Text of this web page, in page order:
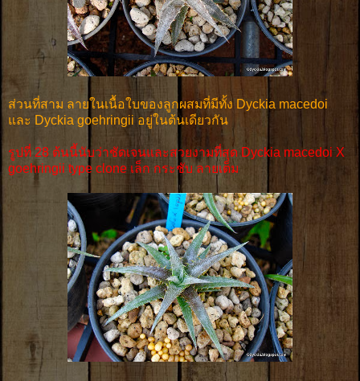
ส่วนที่สาม ลายในเนื้อใบของลูกผสมที่มีทั้ง Dyckia macedoi
และ Dyckia goehringii อยู่ในต้นเดียวกัน
รูปที่ 28 ต้นนี้นับว่าชัดเจนและสวยงามที่สุด Dyckia macedoi X
goehringii type clone เล็ก กระชับ ลายเต็ม